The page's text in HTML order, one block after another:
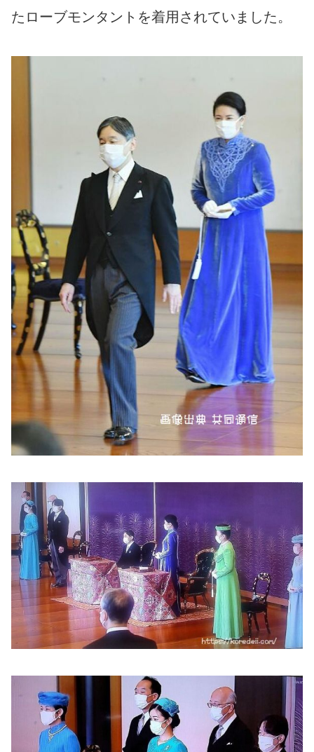
たローブモンタントを着用されていました。